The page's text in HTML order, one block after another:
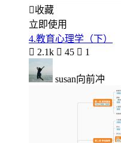
收藏
立即使用
4.教育心理学（下）
 2.1k  45  1
susan向前冲